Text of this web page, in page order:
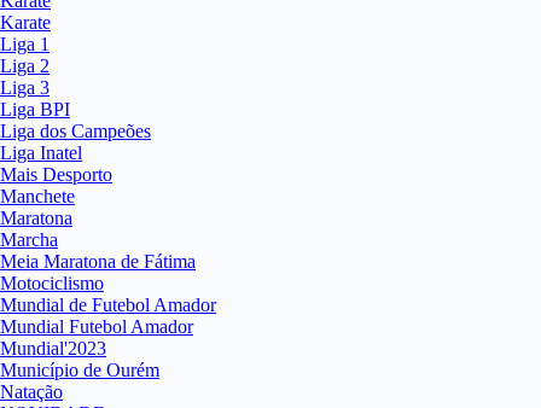
Karate
Liga 1
Liga 2
Liga 3
Liga BPI
Liga dos Campeões
Liga Inatel
Mais Desporto
Manchete
Maratona
Marcha
Meia Maratona de Fátima
Motociclismo
Mundial de Futebol Amador
Mundial Futebol Amador
Mundial'2023
Município de Ourém
Natação